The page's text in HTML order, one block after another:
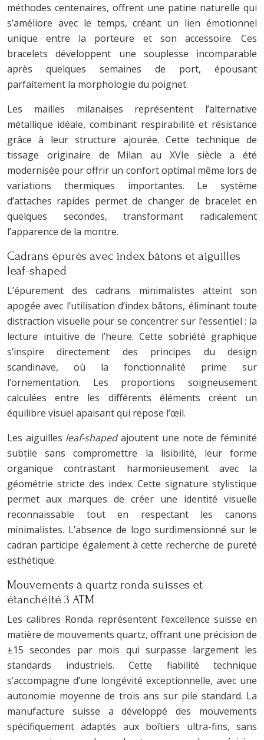
méthodes centenaires, offrent une patine naturelle qui
s’améliore avec le temps, créant un lien émotionnel
unique entre la porteure et son accessoire. Ces
bracelets développent une souplesse incomparable
après quelques semaines de port, épousant
parfaitement la morphologie du poignet.
Les mailles milanaises représentent l’alternative
métallique idéale, combinant respirabilité et résistance
grâce à leur structure ajourée. Cette technique de
tissage originaire de Milan au XVIe siècle a été
modernisée pour offrir un confort optimal même lors de
variations thermiques importantes. Le système
d’attaches rapides permet de changer de bracelet en
quelques secondes, transformant radicalement
l’apparence de la montre.
Cadrans épurés avec index bâtons et aiguilles
leaf-shaped
L’épurement des cadrans minimalistes atteint son
apogée avec l’utilisation d’index bâtons, éliminant toute
distraction visuelle pour se concentrer sur l’essentiel : la
lecture intuitive de l’heure. Cette sobriété graphique
s’inspire directement des principes du design
scandinave, où la fonctionnalité prime sur
l’ornementation. Les proportions soigneusement
calculées entre les différents éléments créent un
équilibre visuel apaisant qui repose l’œil.
Les aiguilles leaf-shapedajoutent une note de féminité
subtile sans compromettre la lisibilité, leur forme
organique contrastant harmonieusement avec la
géométrie stricte des index. Cette signature stylistique
permet aux marques de créer une identité visuelle
reconnaissable tout en respectant les canons
minimalistes. L’absence de logo surdimensionné sur le
cadran participe également à cette recherche de pureté
esthétique.
Mouvements à quartz ronda suisses et
étanchéité 3 ATM
Les calibres Ronda représentent l’excellence suisse en
matière de mouvements quartz, offrant une précision de
±15 secondes par mois qui surpasse largement les
standards industriels. Cette fiabilité technique
s’accompagne d’une longévité exceptionnelle, avec une
autonomie moyenne de trois ans sur pile standard. La
manufacture suisse a développé des mouvements
spécifiquement adaptés aux boîtiers ultra-fins, sans